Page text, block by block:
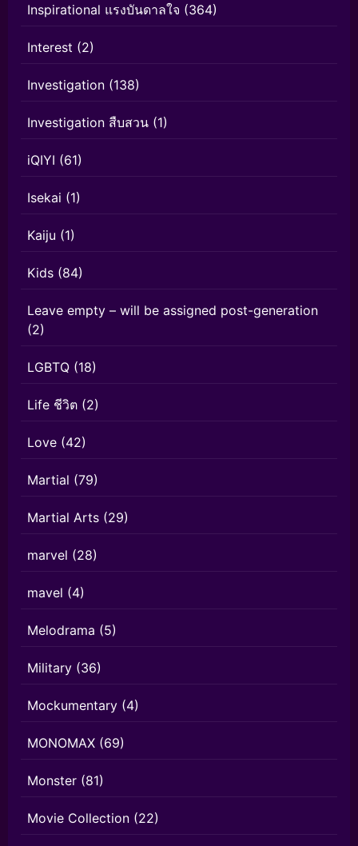
Inspirational แรงบันดาลใจ (364)
Interest (2)
Investigation (138)
Investigation สืบสวน (1)
iQIYI (61)
Isekai (1)
Kaiju (1)
Kids (84)
Leave empty – will be assigned post-generation
(2)
LGBTQ (18)
Life ชีวิต (2)
Love (42)
Martial (79)
Martial Arts (29)
marvel (28)
mavel (4)
Melodrama (5)
Military (36)
Mockumentary (4)
MONOMAX (69)
Monster (81)
Movie Collection (22)